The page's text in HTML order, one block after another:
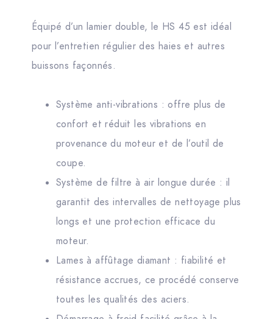
Équipé d’un lamier double, le HS 45 est idéal
pour l’entretien régulier des haies et autres
buissons façonnés.
Système anti-vibrations : offre plus de
confort et réduit les vibrations en
provenance du moteur et de l’outil de
coupe.
Système de filtre à air longue durée : il
garantit des intervalles de nettoyage plus
longs et une protection efficace du
moteur.
Lames à affûtage diamant : fiabilité et
résistance accrues, ce procédé conserve
toutes les qualités des aciers.